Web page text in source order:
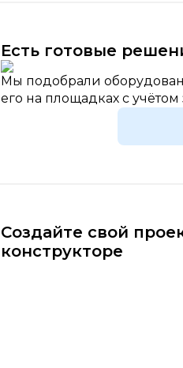
Есть готовые
Мы подобрали
его на площадках с учётом
Создайте свой
конструкторе